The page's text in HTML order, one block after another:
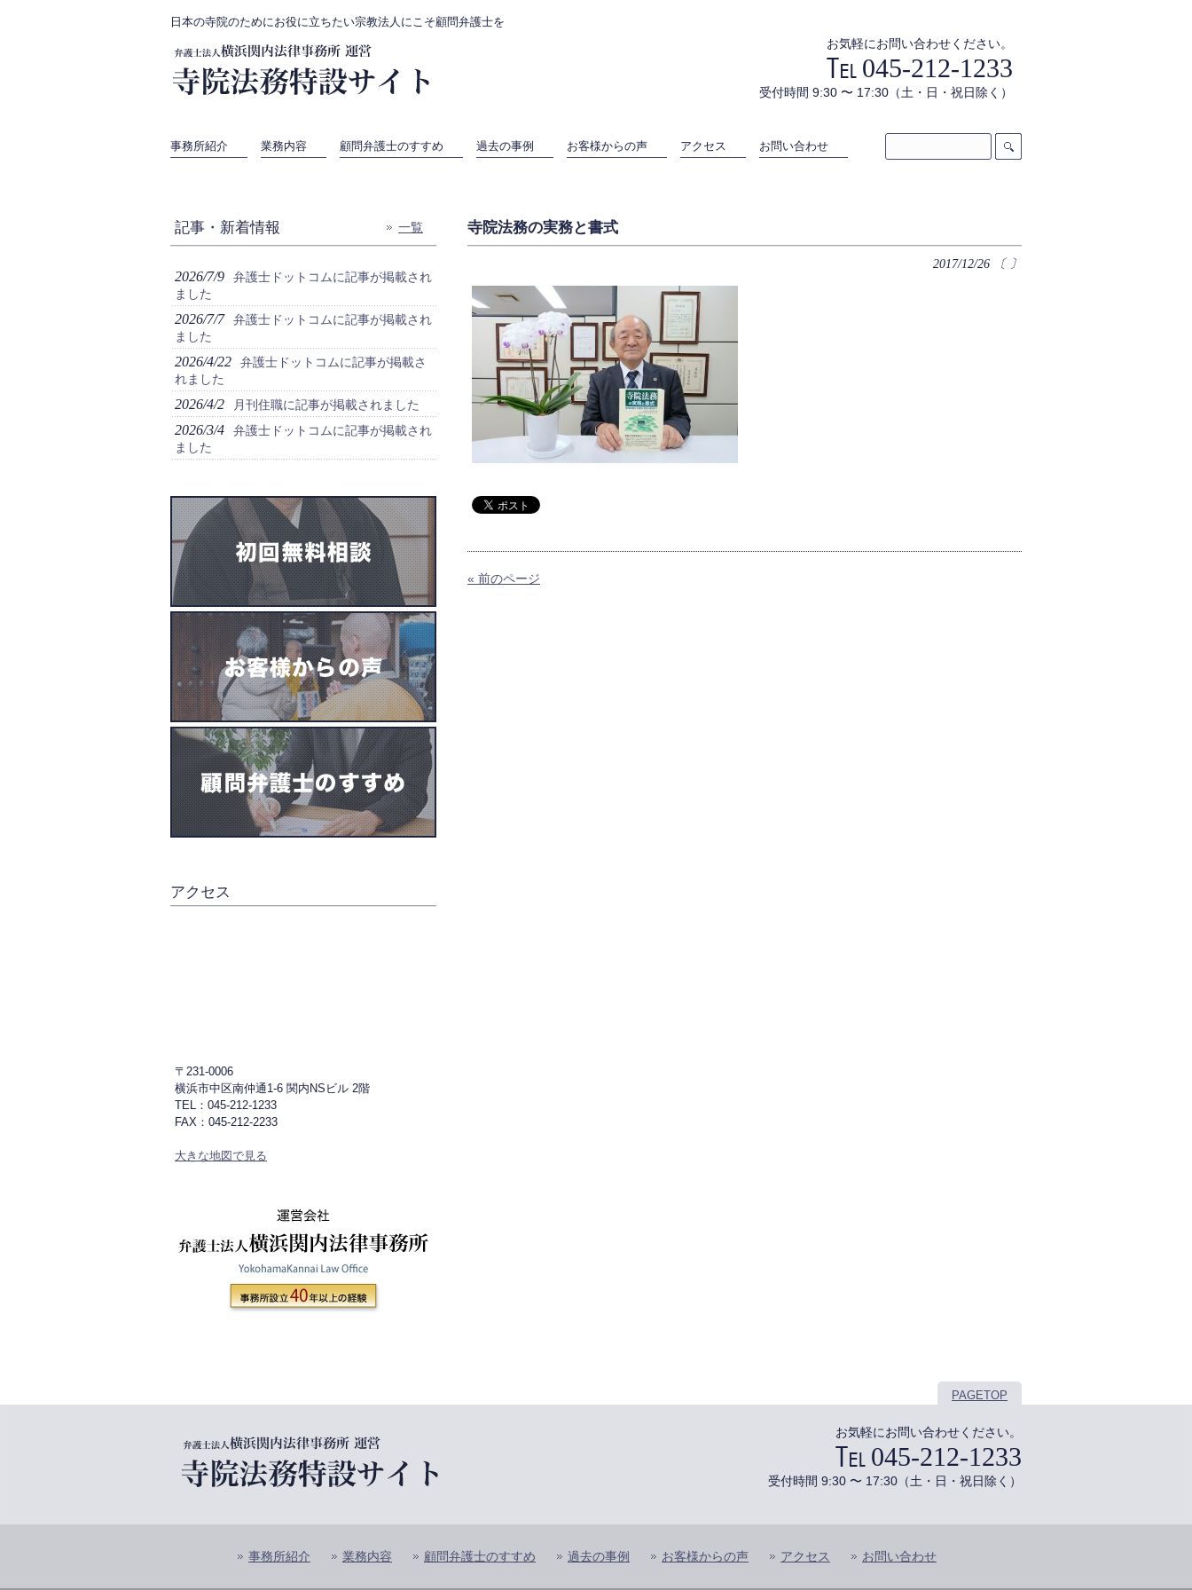
日本の寺院のためにお役に立ちたい宗教法人にこそ顧問弁護士を
お気軽にお問い合わせください。
045-212-1233
受付時間 9:30 〜 17:30（土・日・祝日除く）
事務所紹介 業務内容 顧問弁護士のすすめ 過去の事例 お客様からの声 アクセス お問い合わせ
寺院法務の実務と書式
2017/12/26 〔 〕
« 前のページ
記事・新着情報 一覧
2026/7/9
弁護士ドットコムに記事が掲載され
ました
2026/7/7
弁護士ドットコムに記事が掲載され
ました
2026/4/22
弁護士ドットコムに記事が掲載さ
れました
2026/4/2 月刊住職に記事が掲載されました
2026/3/4
弁護士ドットコムに記事が掲載され
ました
アクセス
〒231-0006
横浜市中区南仲通1-6 関内NSビル 2階
TEL：045-212-1233
FAX：045-212-2233
大きな地図で見る
PAGETOP
お気軽にお問い合わせください。
045-212-1233
受付時間 9:30 〜 17:30（土・日・祝日除く）
事務所紹介 業務内容 顧問弁護士のすすめ 過去の事例 お客様からの声 アクセス お問い合わせ